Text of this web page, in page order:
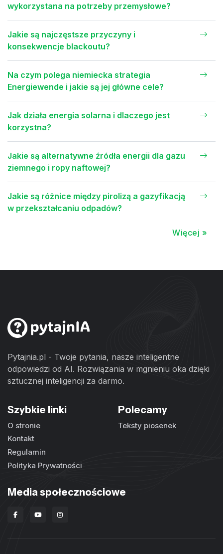
wykorzystana na potrzeby przemysłowe?
Jakie są najczęstsze przyczyny i
konsekwencje blackoutu?
Na czym polega niemiecka strategia
Energiewende i jakie są jej główne cele?
Jak działa energia solarna i dlaczego jest
korzystna?
Jakie są alternatywne źródła energii dla gazu
ziemnego i ropy naftowej?
Jakie są różnice między pirolizą a gazyfikacją
w przekształcaniu odpadów?
Więcej »
Pytajnia.pl - Twoje pytania, nasze inteligentne
odpowiedzi od AI. Rozwiązania w mgnieniu oka dzięki
sztucznej inteligencji za darmo.
Szybkie linki
O stronie
Kontakt
Regulamin
Polityka Prywatności
Polecamy
Teksty piosenek
Media społecznościowe